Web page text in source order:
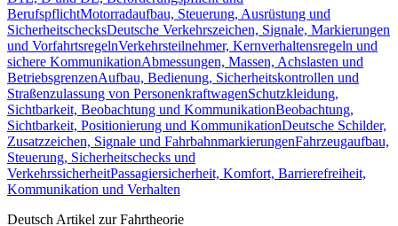
BerufspflichtMotorradaufbau, Steuerung, Ausrüstung und
SicherheitschecksDeutsche Verkehrszeichen, Signale, Markierungen
und VorfahrtsregelnVerkehrsteilnehmer, Kernverhaltensregeln und
sichere KommunikationAbmessungen, Massen, Achslasten und
BetriebsgrenzenAufbau, Bedienung, Sicherheitskontrollen und
Straßenzulassung von PersonenkraftwagenSchutzkleidung,
Sichtbarkeit, Beobachtung und KommunikationBeobachtung,
Sichtbarkeit, Positionierung und KommunikationDeutsche Schilder,
Zusatzzeichen, Signale und FahrbahnmarkierungenFahrzeugaufbau,
Steuerung, Sicherheitschecks und
VerkehrssicherheitPassagiersicherheit, Komfort, Barrierefreiheit,
Kommunikation und Verhalten
Deutsch Artikel zur Fahrtheorie